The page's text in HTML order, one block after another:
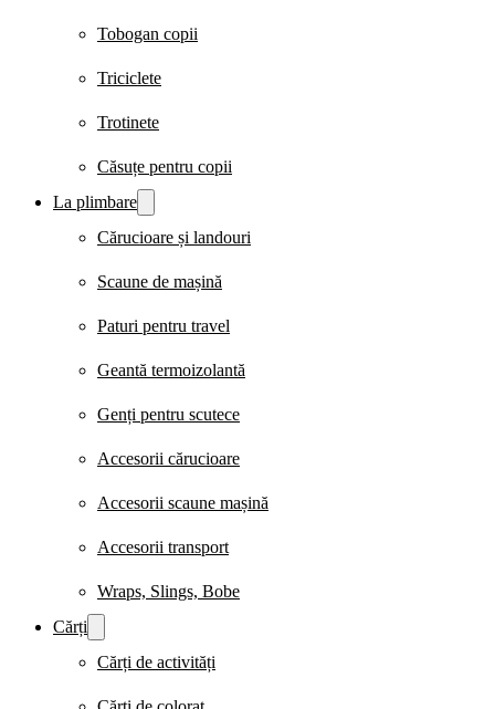
Tobogan copii
Triciclete
Trotinete
Căsuțe pentru copii
La plimbare
Cărucioare și landouri
Scaune de mașină
Paturi pentru travel
Geantă termoizolantă
Genți pentru scutece
Accesorii cărucioare
Accesorii scaune mașină
Accesorii transport
Wraps, Slings, Bobe
Cărți
Cărți de activități